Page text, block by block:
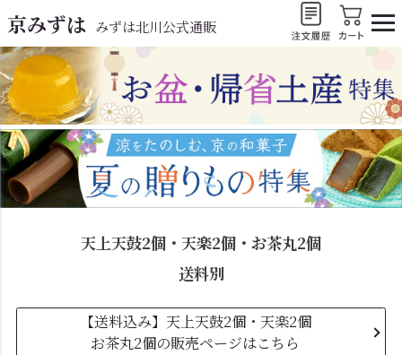
京みずは みずは北川公式通販
天上天鼓2個・天楽2個・お茶丸2個
送料別
【送料込み】天上天鼓2個・天楽2個
お茶丸2個の販売ページはこちら